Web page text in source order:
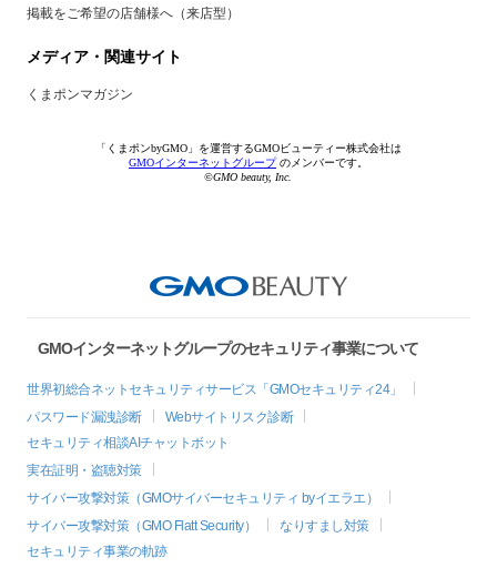
掲載をご希望の店舗様へ（来店型）
メディア・関連サイト
くまポンマガジン
「くまポンbyGMO」を運営するGMOビューティー株式会社は
GMOインターネットグループのメンバーです。
©GMO beauty, Inc.
GMOインターネットグループのセキュリティ事業について
世界初総合ネットセキュリティサービス「GMOセキュリティ24」
パスワード漏洩診断
Webサイトリスク診断
セキュリティ相談AIチャットボット
実在証明・盗聴対策
サイバー攻撃対策（GMOサイバーセキュリティ byイエラエ）
サイバー攻撃対策（GMO Flatt Security）
なりすまし対策
セキュリティ事業の軌跡